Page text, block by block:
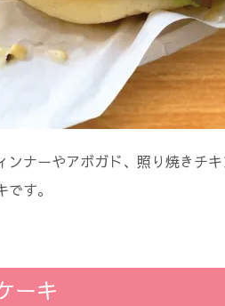
ンナーやアボガド、照り焼きチ
す。
ーキ